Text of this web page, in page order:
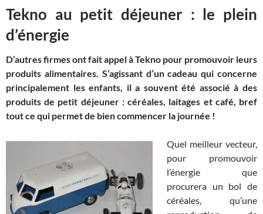
Tekno au petit déjeuner : le plein
d’énergie
D’autres firmes ont fait appel à Tekno pour promouvoir leurs
produits alimentaires. S’agissant d’un cadeau qui concerne
principalement les enfants, il a souvent été associé à des
produits de petit déjeuner : céréales, laitages et café, bref
tout ce qui permet de bien commencer la journée !
Quel meilleur vecteur,
pour promouvoir
l’énergie que
procurera un bol de
céréales, qu’une